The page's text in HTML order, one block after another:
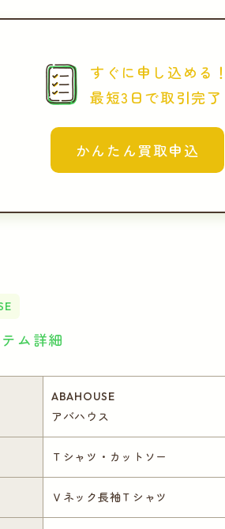
すぐに申し込める！
最短3日で取引完了
かんたん買取申込
ム詳細
ABAHOUSE
アバハウス
Ｔシャツ・カットソー
Ｖネック長袖Ｔシャツ